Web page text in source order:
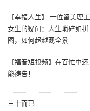
【幸福人生】 一位留美理工
女生的疑问：人生琐碎如拼
图，如何超越观全景
【福音短视频】在百忙中还
能祷告！
三十而已